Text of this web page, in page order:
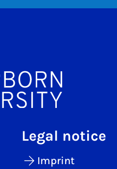
Legal notice
Imprint